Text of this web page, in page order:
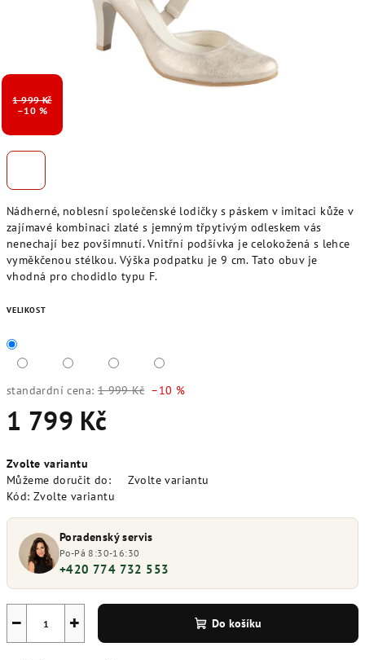
Nádherné, noblesní společenské lodičky s páskem v imitaci kůže v
zajímavé kombinaci zlaté s jemným třpytivým odleskem vás
nenechají bez povšimnutí. Vnitřní podšívka je celokožená s lehce
vyměkčenou stélkou. Výška podpatku je 9 cm. Tato obuv je
vhodná pro chodidlo typu F.
VELIKOST
standardní cena: 1 999 Kč –10 %
1 799 Kč
cena:
Zvolte variantu
Můžeme doručit do:
Zvolte variantu
Kód: Zvolte variantu
Poradenský servis
Po-Pá 8:30-16:30
+420 774 732 553
+
− Do košíku
1 999 Kč
–10 %